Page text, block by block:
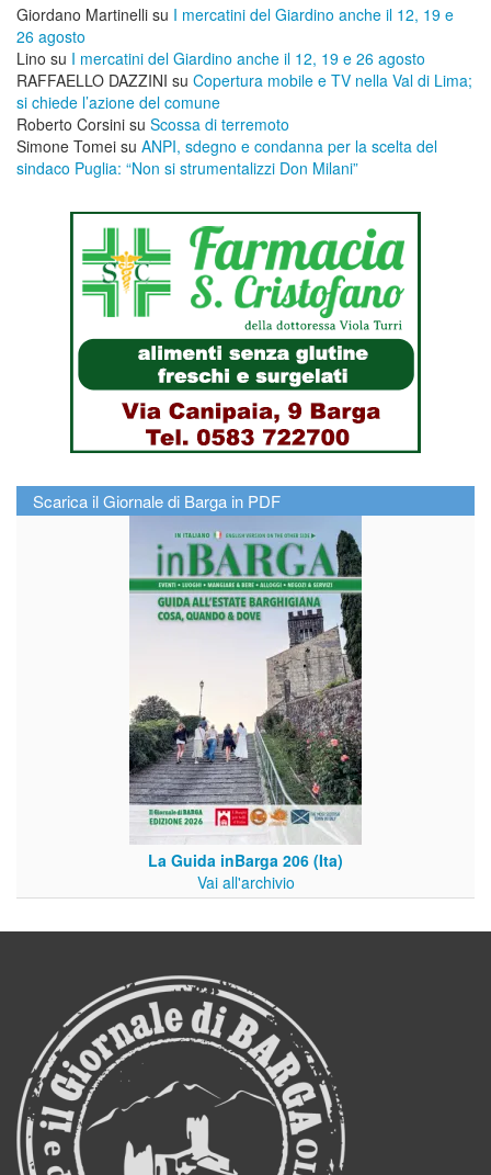
Giordano Martinelli su I mercatini del Giardino anche il 12, 19 e
26 agosto
Lino su I mercatini del Giardino anche il 12, 19 e 26 agosto
RAFFAELLO DAZZINI su ​Copertura mobile e TV nella Val di Lima;
si chiede l’azione del comune
Roberto Corsini su Scossa di terremoto
Simone Tomei su ANPI, sdegno e condanna per la scelta del
sindaco Puglia: “Non si strumentalizzi Don Milani”
Scarica il Giornale di Barga in PDF
La Guida inBarga 206 (Ita)
Vai all'archivio